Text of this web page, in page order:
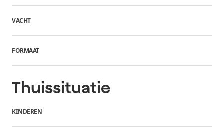
VACHT
FORMAAT
Thuissituatie
KINDEREN